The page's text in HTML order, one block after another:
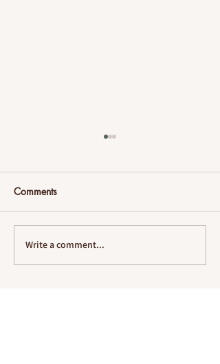
שפת האור
Comments
Write a comment...